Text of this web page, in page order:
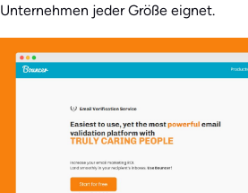
Unternehmen jeder Größe eignet.